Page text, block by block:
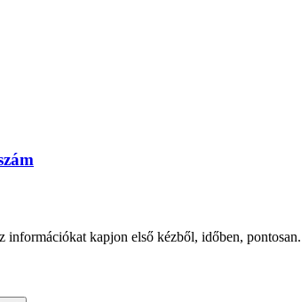
kapjon első kézből, időben, pontosan.